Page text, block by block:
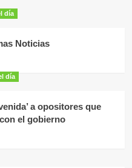
día
Noticias
día
a opositores que
el gobierno